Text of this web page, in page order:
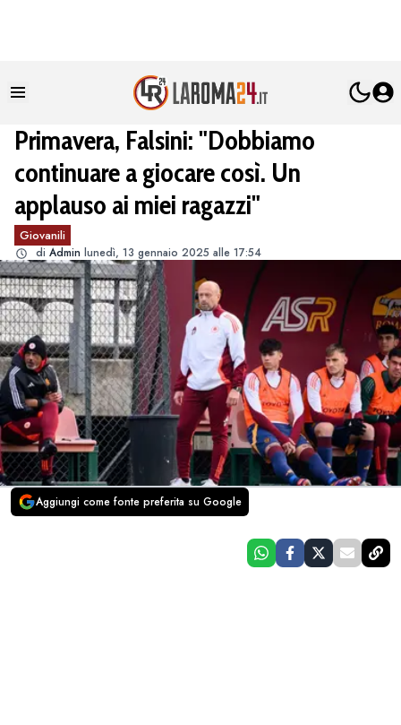
Primavera, Falsini: "Dobbiamo
continuare a giocare così. Un
applauso ai miei ragazzi"
Giovanili
di Admin lunedì, 13 gennaio 2025 alle 17:54
Aggiungi come fonte preferita su Google